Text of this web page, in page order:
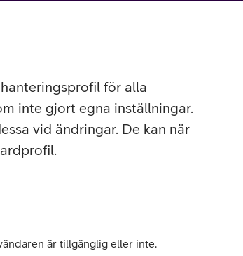
för alla
inte gjort egna inställningar.
vid ändringar. De kan när
är tillgänglig eller inte.